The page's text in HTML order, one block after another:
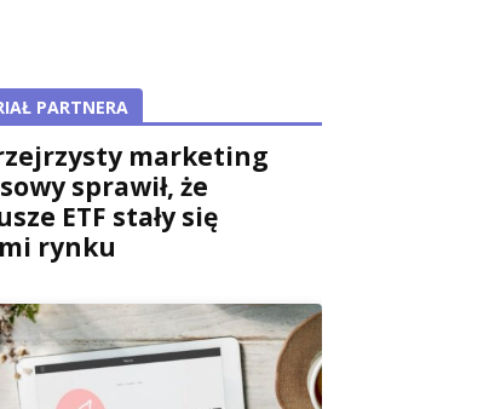
PARTNERA
marketing
sprawił, że
ETF stały się
rynku